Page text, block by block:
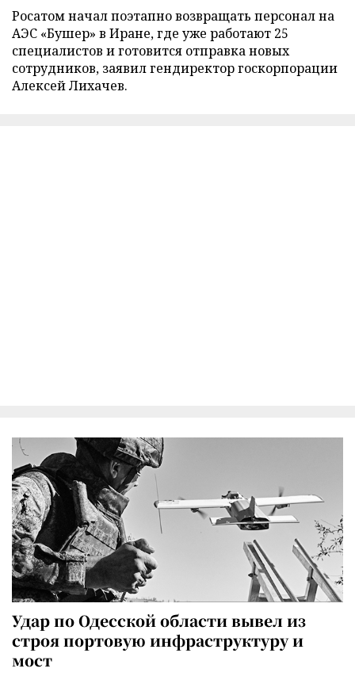
Росатом начал поэтапно возвращать персонал на
АЭС «Бушер» в Иране, где уже работают 25
специалистов и готовится отправка новых
сотрудников, заявил гендиректор госкорпорации
Алексей Лихачев.
Удар по Одесской области вывел из
строя портовую инфраструктуру и
мост